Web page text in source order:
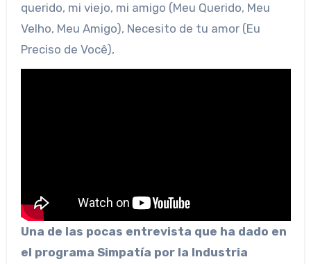
querido, mi viejo, mi amigo (Meu Querido, Meu
Velho, Meu Amigo), Necesito de tu amor (Eu
Preciso de Você),
Una de las pocas entrevista que ha dado en
el programa Simpatía por la Industria